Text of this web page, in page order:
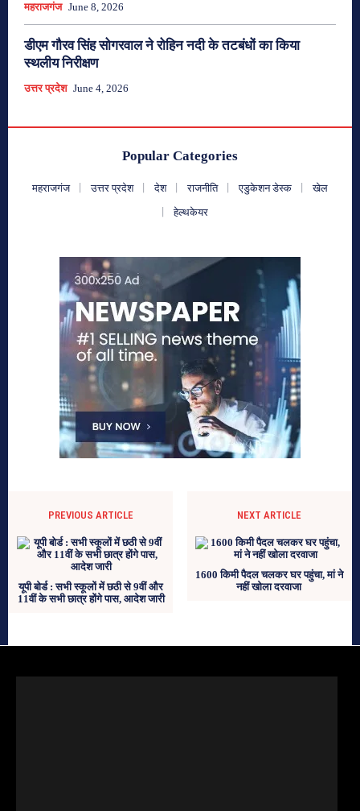
महराजगंज June 8, 2026
डीएम गौरव सिंह सोगरवाल ने रोहिन नदी के तटबंधों का किया
स्थलीय निरीक्षण
उत्तर प्रदेश June 4, 2026
Popular Categories
महराजगंज उत्तर प्रदेश देश राजनीति एडुकेशन डेस्क
खेल
हेल्थकेयर
PREVIOUS ARTICLE
यूपी बोर्ड : सभी स्कूलों में छठी से 9वीं और
11वीं के सभी छात्र होंगे पास, आदेश जारी
NEXT ARTICLE
1600 किमी पैदल चलकर घर पहुंचा, मां ने
नहीं खोला दरवाजा